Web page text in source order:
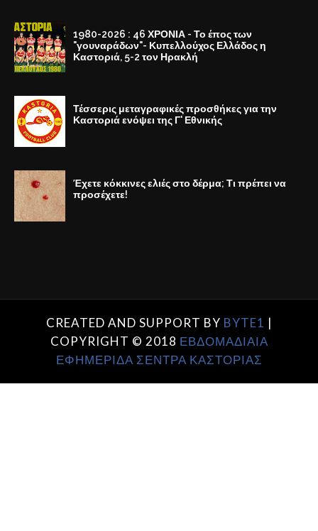
1980-2026 : 46 ΧΡΟΝΙΑ - Το έπος των
"γουναράδων"- Κυπελλούχος Ελλάδος η
Καστοριά, 5-2 τον Ηρακλή
Τέσσερις μεταγραφικές προσθήκες για την
Καστοριά ενόψει της Γ' Εθνικής
Έχετε κόκκινες ελιές στο δέρμα; Τι πρέπει να
προσέχετε!
CREATED AND SUPPORT BY BYTE1 |
COPYRIGHT © 2018 ΕΒΔΟΜΑΔΙΑΙΑ
ΕΦΗΜΕΡΙΔΑ ΣΕΝΤΡΑ ΚΑΣΤΟΡΙΑΣ